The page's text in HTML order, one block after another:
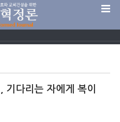
기다리는 자에게 복이
케치북5
케치북5